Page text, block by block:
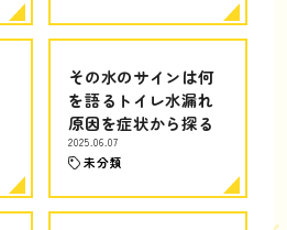
その水のサインは何
を語るトイレ水漏れ
原因を症状から探る
2025.06.07
未分類